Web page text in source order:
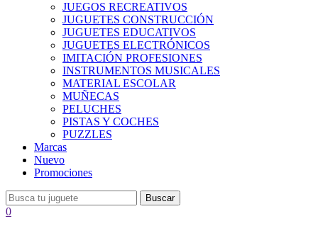
JUEGOS RECREATIVOS
JUGUETES CONSTRUCCIÓN
JUGUETES EDUCATIVOS
JUGUETES ELECTRÓNICOS
IMITACIÓN PROFESIONES
INSTRUMENTOS MUSICALES
MATERIAL ESCOLAR
MUÑECAS
PELUCHES
PISTAS Y COCHES
PUZZLES
Marcas
Nuevo
Promociones
Buscar
0